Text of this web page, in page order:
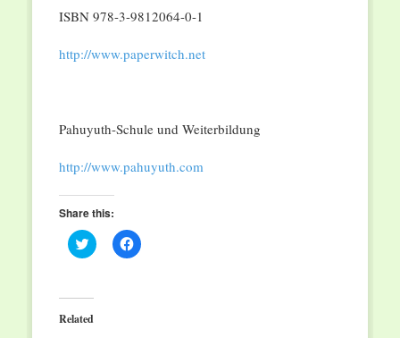
ISBN 978-3-9812064-0-1
http://www.paperwitch.net
Pahuyuth-Schule und Weiterbildung
http://www.pahuyuth.com
Share this:
Click
to
(Opens
in
new
Click
to
Related